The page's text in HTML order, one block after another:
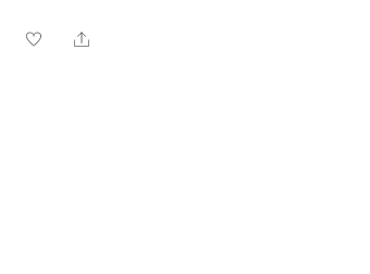
Share